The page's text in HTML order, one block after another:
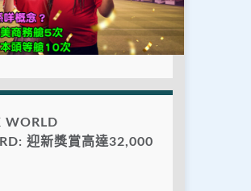
WORLD
迎新獎賞高達32,000